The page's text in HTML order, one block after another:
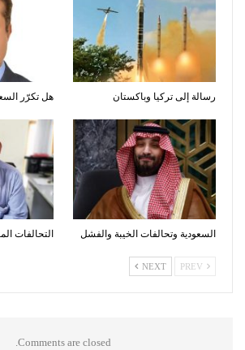
رسالة إلى تركيا وباكستان هل تكرّر
السعودية وتحالفات الخيبة والفشل التحالفات
NEXT
Comments are closed.